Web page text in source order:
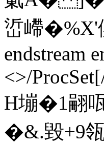
峾嵽
endstream
<>/
H塴�1 翤
�&.毀+9